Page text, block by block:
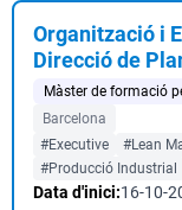
Organització i
Direcció de
Màster de formació
Barcelona
#Executive
#Lean
#Producció Industrial
Data d'inici:16-10-